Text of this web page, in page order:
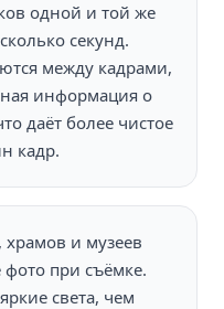
одной и той же
секунд.
между кадрами,
информация о
даёт более чистое
кадр.
и музеев
фото при съёмке.
света, чем